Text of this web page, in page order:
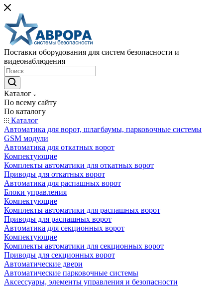
Поставки оборудования для систем безопасности и
видеонаблюдения
Каталог
По всему сайту
По каталогу
Каталог
Автоматика для ворот, шлагбаумы, парковочные системы
GSM модули
Автоматика для откатных ворот
Компектующие
Комплекты автоматики для откатных ворот
Приводы для откатных ворот
Автоматика для распашных ворот
Блоки управления
Компектующие
Комплекты автоматики для распашных ворот
Приводы для распашных ворот
Автоматика для секционных ворот
Компектующие
Комплекты автоматики для секционных ворот
Приводы для секционных ворот
Автоматические двери
Автоматические парковочные системы
Аксессуары, элементы управления и безопасности